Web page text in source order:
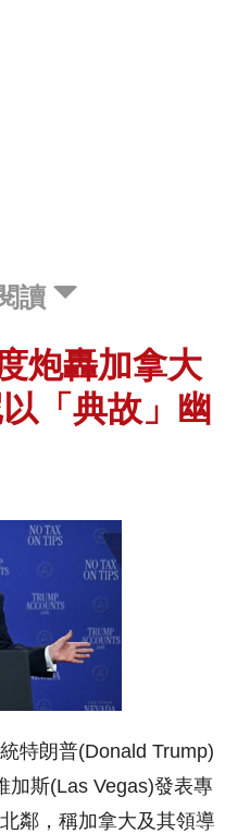
讀
炮轟加拿大
「典故」幽
特朗普(Donald Trump)
加斯(Las Vegas)發表專
鄰，稱加拿大及其領導